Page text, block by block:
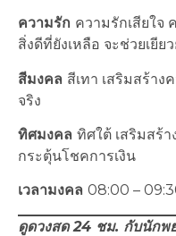
ความรัก ความรักเสียใจ
สิ่งดีที่ยังเหลือ จะช่วยเยี
สีมงคล สีเทา เสริมสร้าง
จริง
ทิศมงคล ทิศใต้ เสริมสร้
กระตุ้นโชคการเงิน
เวลามงคล 08:00 –
ดูดวงสด 24 ชม. กับนัก